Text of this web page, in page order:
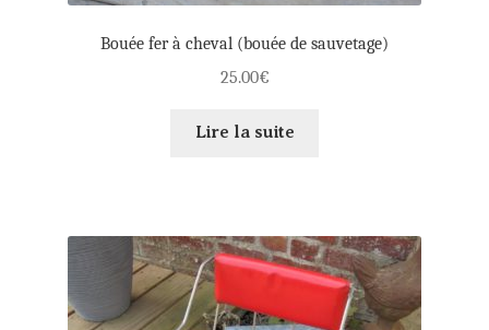
Bouée fer à cheval (bouée de sauvetage)
25.00€
Lire la suite